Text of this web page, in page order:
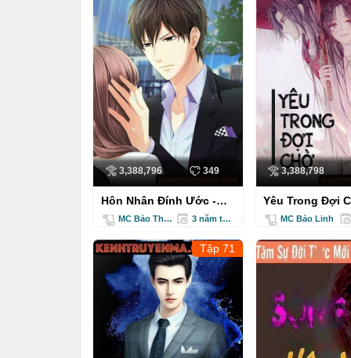
3,388,796 349
Hôn Nhân Đính Ước -
Truyện Ngôn Tình
MC Bảo Thanh 3 năm trước
3,388,798
Yêu Trong Đợi
Truyện Ngôn
MC Bảo Linh
Tập 71